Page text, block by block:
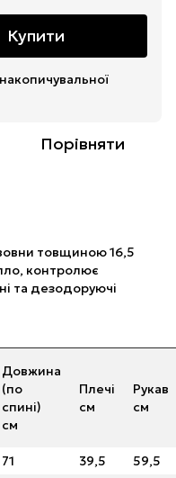
Купити
Порівняти
товщиною 16,5
контролює
та дезодоруючі
Довжина
(по
спині)
см
Плечі
см
Рукав
см
71 39,5
59,5